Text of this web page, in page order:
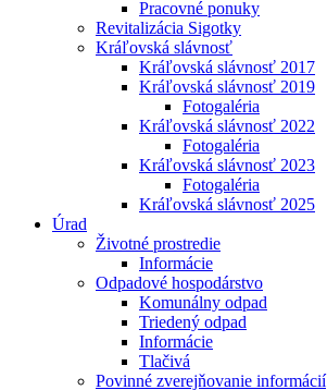
Pracovné ponuky
Revitalizácia Sigotky
Kráľovská slávnosť
Kráľovská slávnosť 2017
Kráľovská slávnosť 2019
Fotogaléria
Kráľovská slávnosť 2022
Fotogaléria
Kráľovská slávnosť 2023
Fotogaléria
Kráľovská slávnosť 2025
Úrad
Životné prostredie
Informácie
Odpadové hospodárstvo
Komunálny odpad
Triedený odpad
Informácie
Tlačivá
Povinné zverejňovanie informácií